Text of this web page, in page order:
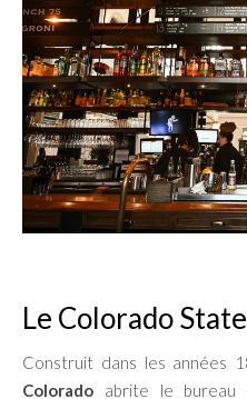
Le Colorado
Construit dans les années
Colorado abrite le bureau